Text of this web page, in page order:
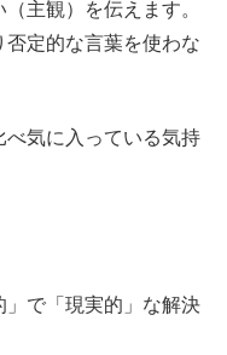
主観）を伝えます。
定的な言葉を使わな
気に入っている気持
で「現実的」な解決